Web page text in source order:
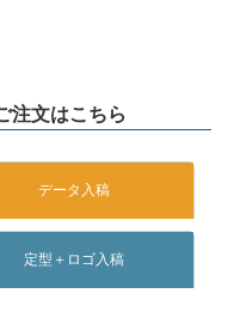
注文はこちら